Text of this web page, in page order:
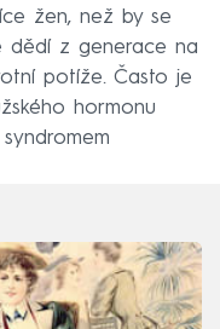
žen, než by se
dědí z generace na
potíže. Často je
hormonu